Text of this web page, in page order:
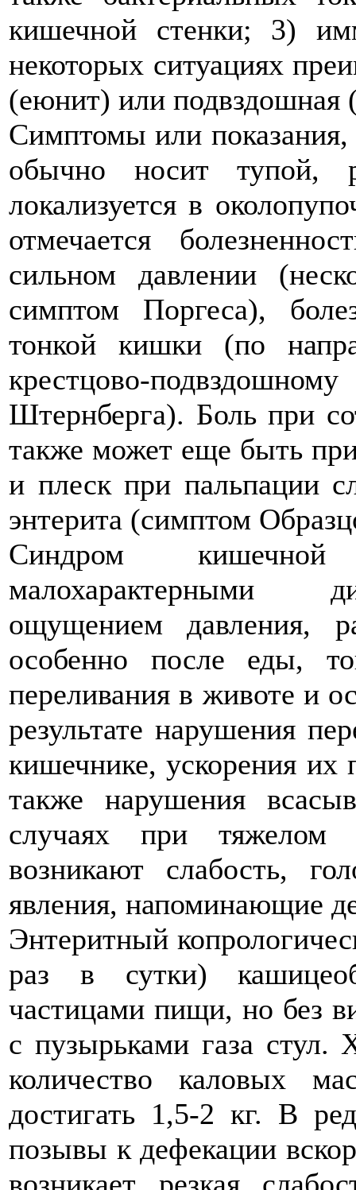
кишечной стенки; 3)
некоторых ситуациях
(еюнит) или подвздошная
Симптомы или показания,
обычно носит тупой,
локализуется в
отмечается
сильном давлении
симптом Поргеса),
тонкой кишки (по
крестцово-
Штернберга). Боль при
также может еще быть
и плеск при пальпации
энтерита (симптом
Синдром кишечной
малохарактерными
ощущением давления,
особенно после еды,
переливания в животе и
результате нарушения
кишечнике, ускорения
также нарушения
случаях при тяжелом
возникают слабость,
явления, напоминающие
Энтеритный
раз в сутки)
частицами пищи, но без
с пузырьками газа стул.
количество каловых
достигать 1,5-2 кг. В
позывы к дефекации